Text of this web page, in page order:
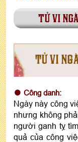
tử vi
TỬ VI
Công danh:
Ngày này công
nhưng không
người ganh tỵ
quả của công